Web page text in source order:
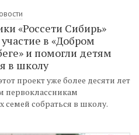
«Россети Сибирь»
в «Добром
и помогли детям
в школу
проект уже более десяти лет
первоклассникам
собраться в школу.